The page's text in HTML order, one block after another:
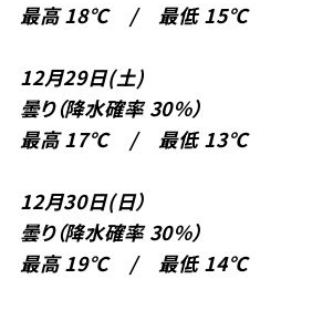
最高 18℃ / 最低 15℃
12月29日(土)
曇り（降水確率 30％）
最高 17℃ / 最低 13℃
12月30日(日）
曇り（降水確率 30％）
最高 19℃ / 最低 14℃